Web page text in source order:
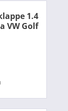
1.4
VW Golf